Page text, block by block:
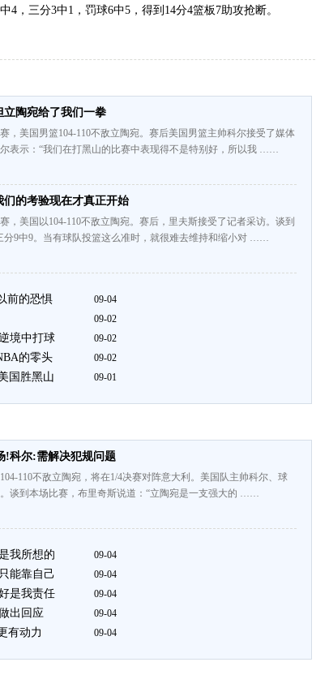
三分3中1，罚球6中5，得到14分4篮板7助攻抢断。
陶宛给了我们一拳
，美国男篮104-110不敌立陶宛。赛后美国男篮主帅科尔接受了媒体
表示：“我们在打黑山的比赛中表现得不是特别好，所以我 ……
的考验现在才真正开始
，美国以104-110不敌立陶宛。赛后，里夫斯接受了记者采访。谈到
分9中9。当有球队投篮这么准时，就很难去维持和缩小对 ……
前的恐惧 09-04
09-02
境中打球 09-02
的零头 09-02
国胜黑山 09-01
!科尔:需解决犯规问题
110不敌立陶宛，将在1/4决赛对阵意大利。美国队主帅科尔、球
谈到本场比赛，布里奇斯说道：“立陶宛是一支强大的 ……
我所想的 09-04
能靠自己 09-04
是我责任 09-04
出回应 09-04
有动力 09-04